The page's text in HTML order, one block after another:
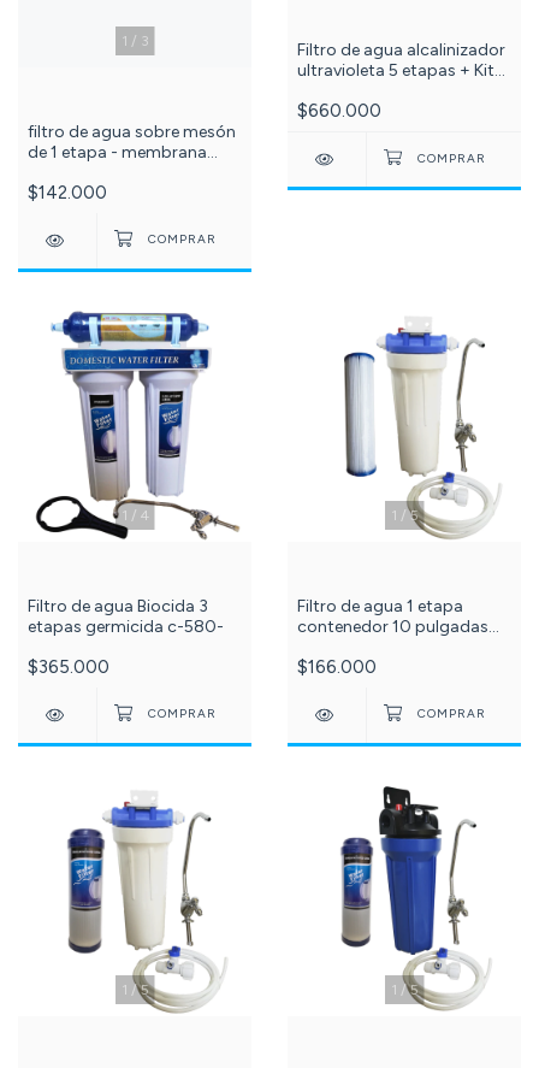
1 / 3
filtro de agua sobre mesón
de 1 etapa - membrana
56-
$142.000
Filtro de agua alcalinizador
ultravioleta 5 etapas + Kit
pulgadas sedimentos,
TUBO UV 6W -c -517-501-
$660.000
1 / 4
Filtro de agua Biocida 3
etapas germicida c-580-
$365.000
1 /5
Filtro de agua 1 etapa
contenedor 10 pulgadas
membrana filtrante
sedimentos 20 micras c-
182-73-87-99
$166.000
1 /5 1 /5